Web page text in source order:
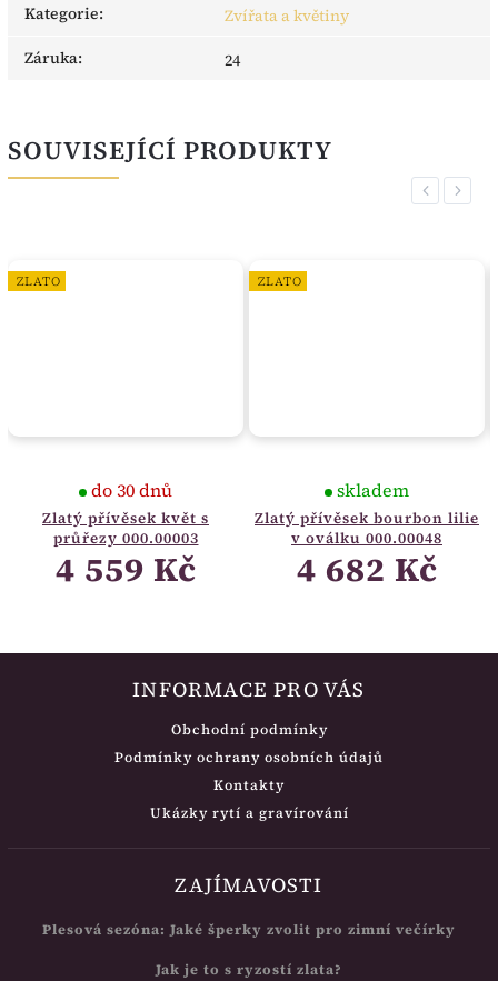
Kategorie:
Zvířata a květiny
Záruka: 24
SOUVISEJÍCÍ PRODUKTY
Previous
ZLATO
Zlatý přívěsek květ s
průřezy 000.00003
do 30 dnů
4 559 Kč
ZLATO
Zlatý přívěsek bourbon lilie
v oválku 000.00048
skladem
4 682 Kč
Next
INFORMACE PRO VÁS
Obchodní podmínky
Podmínky ochrany osobních údajů
Kontakty
Ukázky rytí a gravírování
ZAJÍMAVOSTI
Plesová sezóna: Jaké šperky zvolit pro zimní večírky
Jak je to s ryzostí zlata?